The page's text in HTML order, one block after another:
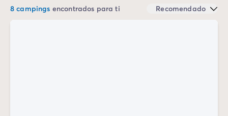
Camping Argelès sur Mer
8 campings encontrados para ti Recomendado